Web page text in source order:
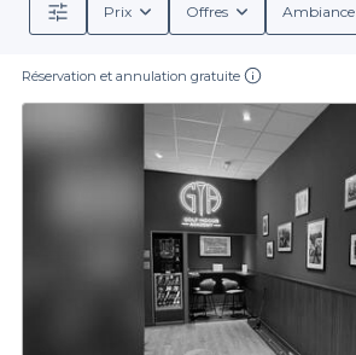
Prix Offres Ambiance
Réservation et annulation gratuite